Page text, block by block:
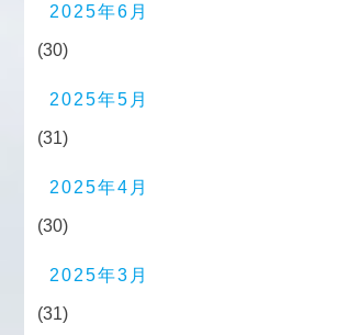
2025年6月
(30)
2025年5月
(31)
2025年4月
(30)
2025年3月
(31)